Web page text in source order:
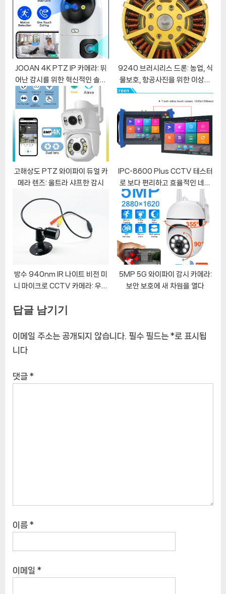
s
P
o
s
t
:
s
JOOAN 4K PTZ IP 카메라: 뛰
어난 감시를 위한 혁신적인 솔루
9240 브러시리스 드론: 농업, 식
물보호, 항공사진을 위한 이상적
인 선택
고해상도 PTZ 와이파이 듀얼 카
메라 렌즈: 울트라 샤프한 감시
IPC-8600 Plus CCTV 테스터
로 보다 편리하고 효율적인 네트
워크 테스팅
방수 940nm IR 나이트 비전 미
니 마이크로 CCTV 카메라: 우수
5MP 5G 와이파이 감시 카메라:
보안 보호에 새 차원을 열다
답글 남기기
이메일 주소는 공개되지 않습니다. 필수 필드는 *로 표시됩
니다
댓글 *
이름 *
이메일 *